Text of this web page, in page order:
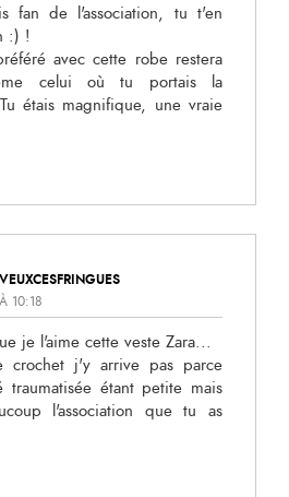
fan de l'association, tu t'en
:) !
avec cette robe restera
celui où tu portais la
étais magnifique, une vraie
10:18
je l'aime cette veste Zara...
crochet j'y arrive pas parce
étant petite mais
l'association que tu as